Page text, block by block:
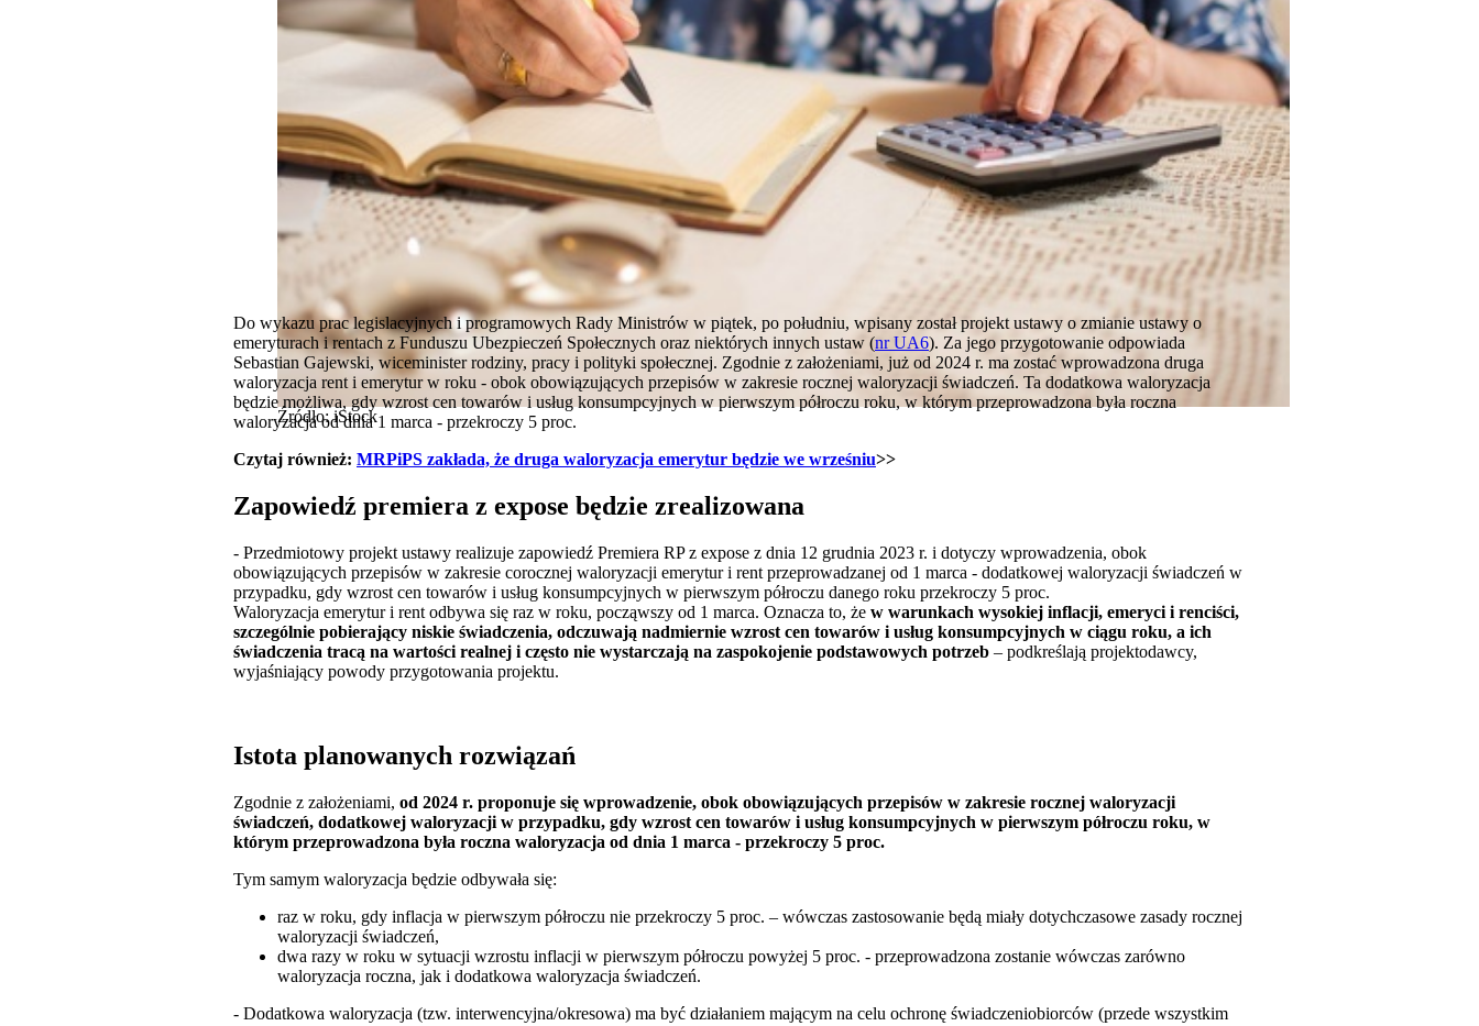
Źródło: iStock
Do wykazu prac legislacyjnych i programowych Rady Ministrów w piątek, po południu, wpisany został projekt ustawy o zmianie ustawy o
emeryturach i rentach z Funduszu Ubezpieczeń Społecznych oraz niektórych innych ustaw (nr UA6). Za jego przygotowanie odpowiada
Sebastian Gajewski, wiceminister rodziny, pracy i polityki społecznej. Zgodnie z założeniami, już od 2024 r. ma zostać wprowadzona druga
waloryzacja rent i emerytur w roku - obok obowiązujących przepisów w zakresie rocznej waloryzacji świadczeń. Ta dodatkowa waloryzacja
będzie możliwa, gdy wzrost cen towarów i usług konsumpcyjnych w pierwszym półroczu roku, w którym przeprowadzona była roczna
waloryzacja od dnia 1 marca - przekroczy 5 proc.
Czytaj również: MRPiPS zakłada, że druga waloryzacja emerytur będzie we wrześniu>>
Zapowiedź premiera z expose będzie zrealizowana
- Przedmiotowy projekt ustawy realizuje zapowiedź Premiera RP z expose z dnia 12 grudnia 2023 r. i dotyczy wprowadzenia, obok
obowiązujących przepisów w zakresie corocznej waloryzacji emerytur i rent przeprowadzanej od 1 marca - dodatkowej waloryzacji świadczeń w
przypadku, gdy wzrost cen towarów i usług konsumpcyjnych w pierwszym półroczu danego roku przekroczy 5 proc.
Waloryzacja emerytur i rent odbywa się raz w roku, począwszy od 1 marca. Oznacza to, że w warunkach wysokiej inflacji, emeryci i renciści,
szczególnie pobierający niskie świadczenia, odczuwają nadmiernie wzrost cen towarów i usług konsumpcyjnych w ciągu roku, a ich
świadczenia tracą na wartości realnej i często nie wystarczają na zaspokojenie podstawowych potrzeb – podkreślają projektodawcy,
wyjaśniający powody przygotowania projektu.
Istota planowanych rozwiązań
Zgodnie z założeniami, od 2024 r. proponuje się wprowadzenie, obok obowiązujących przepisów w zakresie rocznej waloryzacji
świadczeń, dodatkowej waloryzacji w przypadku, gdy wzrost cen towarów i usług konsumpcyjnych w pierwszym półroczu roku, w
którym przeprowadzona była roczna waloryzacja od dnia 1 marca - przekroczy 5 proc.
Tym samym waloryzacja będzie odbywała się:
raz w roku, gdy inflacja w pierwszym półroczu nie przekroczy 5 proc. – wówczas zastosowanie będą miały dotychczasowe zasady rocznej
waloryzacji świadczeń,
dwa razy w roku w sytuacji wzrostu inflacji w pierwszym półroczu powyżej 5 proc. - przeprowadzona zostanie wówczas zarówno
waloryzacja roczna, jak i dodatkowa waloryzacja świadczeń.
- Dodatkowa waloryzacja (tzw. interwencyjna/okresowa) ma być działaniem mającym na celu ochronę świadczeniobiorców (przede wszystkim